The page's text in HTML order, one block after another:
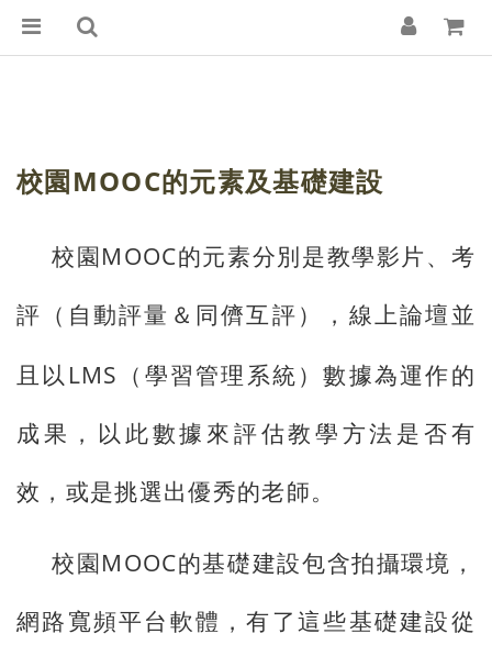
校園 MOOC的元素及基礎建設
校園 MOOC的元素分別是教學影片、考
評（自動評量＆同儕互評），線上論壇並
且以 LMS （學習管理系統）數據為運作的
成果，以此數據來評估教學方法是否有
效，或是挑選出優秀的老師。
校園 MOOC的基礎建設包含拍攝環境，
網路寬頻平台軟體，有了這些基礎建設從